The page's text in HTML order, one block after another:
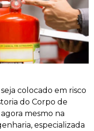
colocado em risco
do Corpo de
mesmo na
especializada